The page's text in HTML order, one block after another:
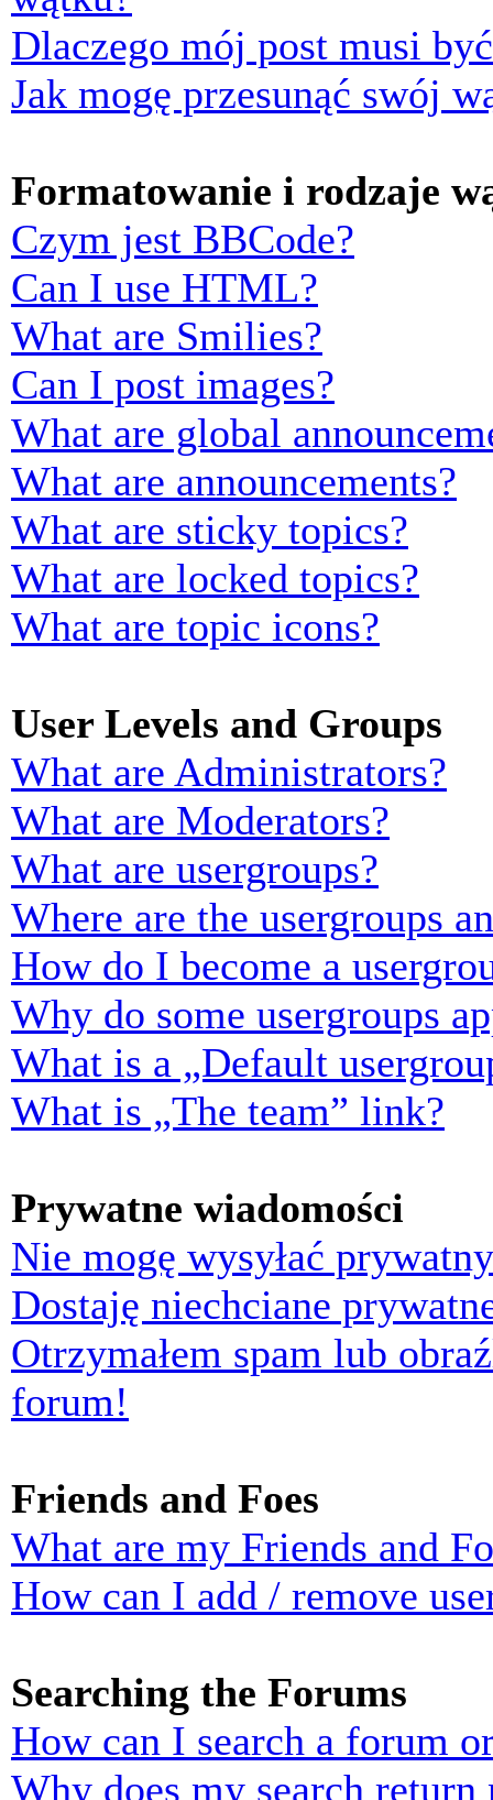
Dlaczego mój post musi
Jak mogę przesunąć swój
Formatowanie i rodzaje
Czym jest BBCode?
Can I use HTML?
What are Smilies?
Can I post images?
What are global
What are announcements?
What are sticky topics?
What are locked topics?
What are topic icons?
User Levels and Groups
What are Administrators?
What are Moderators?
What are usergroups?
Where are the usergroups
How do I become a
Why do some usergroups
What is a „Default
What is „The team” link?
Prywatne wiadomości
Nie mogę wysyłać
Dostaję niechciane
Otrzymałem spam lub
forum!
Friends and Foes
What are my Friends and
How can I add / remove
Searching the Forums
How can I search a forum
Why does my search return